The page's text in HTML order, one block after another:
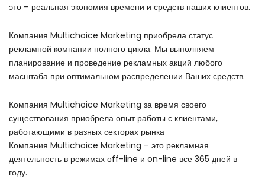
это – реальная экономия времени и средств наших клиентов.
Компания Multichoice Marketing приобрела статус
рекламной компании полного цикла. Мы выполняем
планирование и проведение рекламных акций любого
масштаба при оптимальном распределении Ваших средств.
Компания Multichoice Marketing за время своего
существования приобрела опыт работы с клиентами,
работающими в разных секторах рынка
Компания Multichoice Marketing – это рекламная
деятельность в режимах оff-line и on-line все 365 дней в
году.